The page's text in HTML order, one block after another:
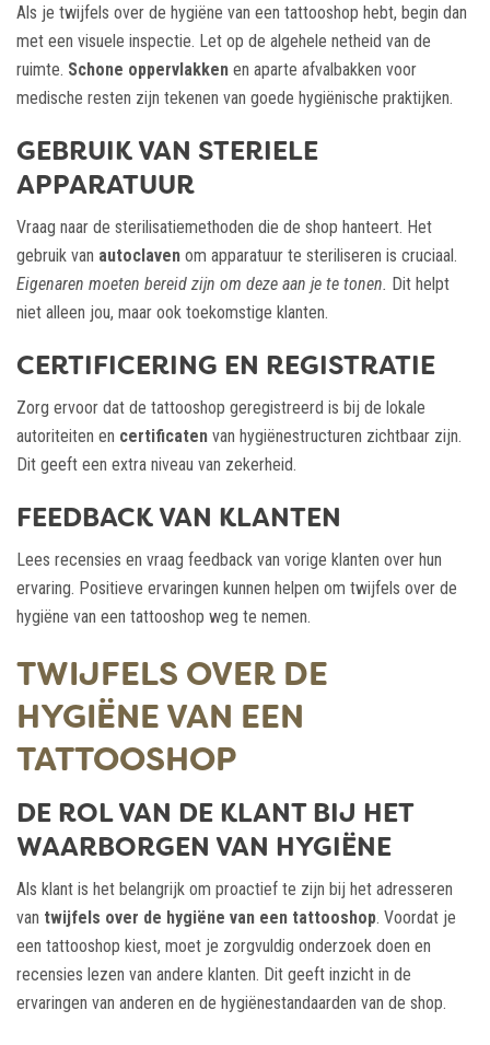
Als je twijfels over de hygiëne van een tattooshop hebt, begin dan
met een visuele inspectie. Let op de algehele netheid van de
ruimte. Schone oppervlakken en aparte afvalbakken voor
medische resten zijn tekenen van goede hygiënische praktijken.
GEBRUIK VAN STERIELE
APPARATUUR
Vraag naar de sterilisatiemethoden die de shop hanteert. Het
gebruik van autoclaven om apparatuur te steriliseren is cruciaal.
Eigenaren moeten bereid zijn om deze aan je te tonen. Dit helpt
niet alleen jou, maar ook toekomstige klanten.
CERTIFICERING EN REGISTRATIE
Zorg ervoor dat de tattooshop geregistreerd is bij de lokale
autoriteiten en certificaten van hygiënestructuren zichtbaar zijn.
Dit geeft een extra niveau van zekerheid.
FEEDBACK VAN KLANTEN
Lees recensies en vraag feedback van vorige klanten over hun
ervaring. Positieve ervaringen kunnen helpen om twijfels over de
hygiëne van een tattooshop weg te nemen.
TWIJFELS OVER DE
HYGIËNE VAN EEN
TATTOOSHOP
DE ROL VAN DE KLANT BIJ HET
WAARBORGEN VAN HYGIËNE
Als klant is het belangrijk om proactief te zijn bij het adresseren
van twijfels over de hygiëne van een tattooshop. Voordat je
een tattooshop kiest, moet je zorgvuldig onderzoek doen en
recensies lezen van andere klanten. Dit geeft inzicht in de
ervaringen van anderen en de hygiënestandaarden van de shop.